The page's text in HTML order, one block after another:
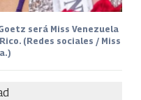
será Miss Venezuela
(Redes sociales / Miss